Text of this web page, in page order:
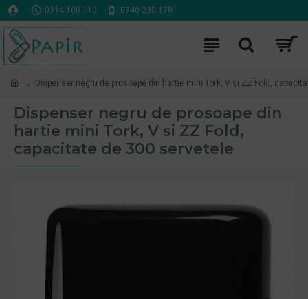
0314 100 110 0740 230 170
Dispenser negru de prosoape din hartie mini Tork, V si ZZ Fold,
Dispenser negru de prosoape din
hartie mini Tork, V si ZZ Fold,
capacitate de 300 servetele